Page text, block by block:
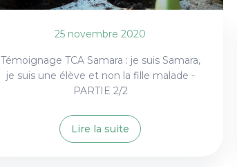
25 novembre 2020
Témoignage TCA Samara : je suis Samara,
je suis une élève et non la fille malade -
PARTIE 2/2
Lire la suite